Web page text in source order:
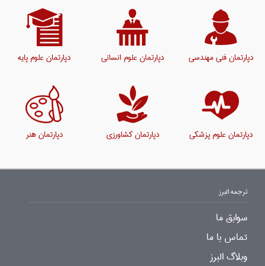
دپارتمان فنی مهندسی دپارتمان علوم انسانی دپارتمان علوم پایه
دپارتمان علوم پزشکی دپارتمان کشاورزی دپارتمان هنر
ترجمه البرز
سوابق ما
تماس با ما
وبلاگ البرز